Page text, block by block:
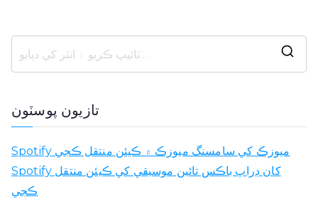
تازيون پوسٽون
Spotify ميوزڪ کي سامسنگ ميوزڪ ۾ ڪيئن منتقل ڪجي
Spotify کان ڊراپ باڪس تائين موسيقي کي ڪيئن منتقل
ڪجي